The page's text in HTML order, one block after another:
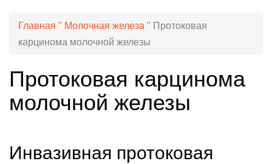
Главная " Молочная железа " Протоковая
карцинома молочной железы
Протоковая карцинома
молочной железы
Инвазивная протоковая